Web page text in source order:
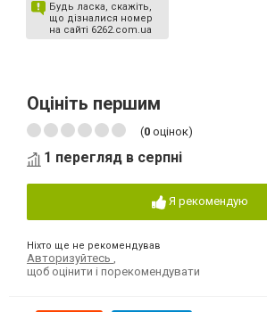
Будь ласка, скажіть,
що дізналися номер
на сайті 6262.com.ua
Оцініть першим
(0 оцінок)
1 перегляд в серпні
Я рекомендую
Ніхто ще не рекомендував
Авторизуйтесь
щоб оцінити і порекомендувати